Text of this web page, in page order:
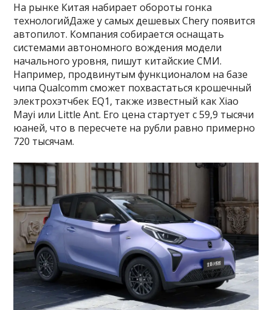
На рынке Китая набирает обороты гонка
технологийДаже у самых дешевых Chery появится
автопилот. Компания собирается оснащать
системами автономного вождения модели
начального уровня, пишут китайские СМИ.
Например, продвинутым функционалом на базе
чипа Qualcomm сможет похвастаться крошечный
электрохэтчбек EQ1, также известный как Xiao
Mayi или Little Ant. Его цена стартует с 59,9 тысячи
юаней, что в пересчете на рубли равно примерно
720 тысячам.